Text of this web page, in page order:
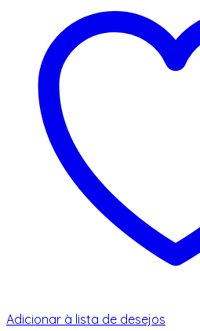
Adicionar à lista de desejos